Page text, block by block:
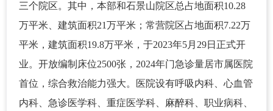
三个院区。其中，本部和石景山院区总占地面积10.28
万平米、建筑面积21万平米；常营院区占地面积7.22万
平米，建筑面积19.8万平米，于2023年5月29日正式开
业。开放编制床位2500张，2024年门急诊量居市属医院
首位，综合救治能力强大。医院设有呼吸内科、心血管
内科、急诊医学科、重症医学科、麻醉科、职业病科、